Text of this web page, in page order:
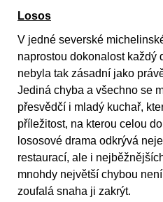
Losos
V jedné severské
naprostou dokonalost každý
nebyla tak zásadní jako
Jediná chyba a všechno se
přesvědčí i mladý kuchař,
příležitost, na kterou celou
lososové drama odkrývá
restaurací, ale i
mnohdy největší chybou
zoufalá snaha ji zakrýt.